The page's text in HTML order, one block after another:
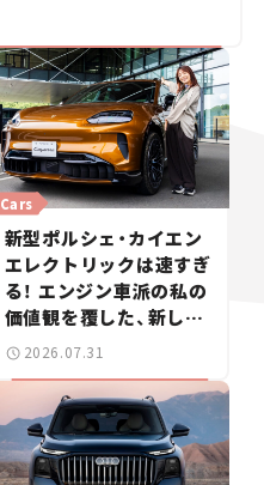
新型ポルシェ・カイエン
エレクトリックは速すぎ
る！ エンジン車派の私の
価値観を覆した、新しい
ポルシェの走り。
Cars
2026.07.31